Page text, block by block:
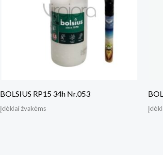
BOLSIUS RP15 34h Nr.053
Įdėklai žvakėms